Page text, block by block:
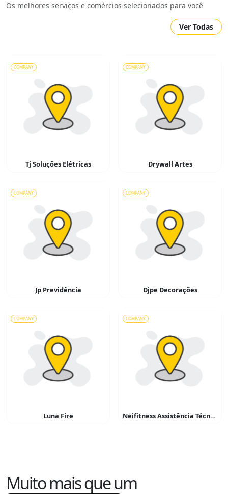
Os melhores serviços e comércios selecionados para você
Ver Todas
COMPANY
Tj Soluções Elétricas
COMPANY
Drywall Artes
COMPANY
Jp Previdência
COMPANY
Djpe Decorações
COMPANY
Luna Fire
COMPANY
Neifitness Assistência Técnica Em Esteiras e Equipantos de Ginástica
Muito mais que um